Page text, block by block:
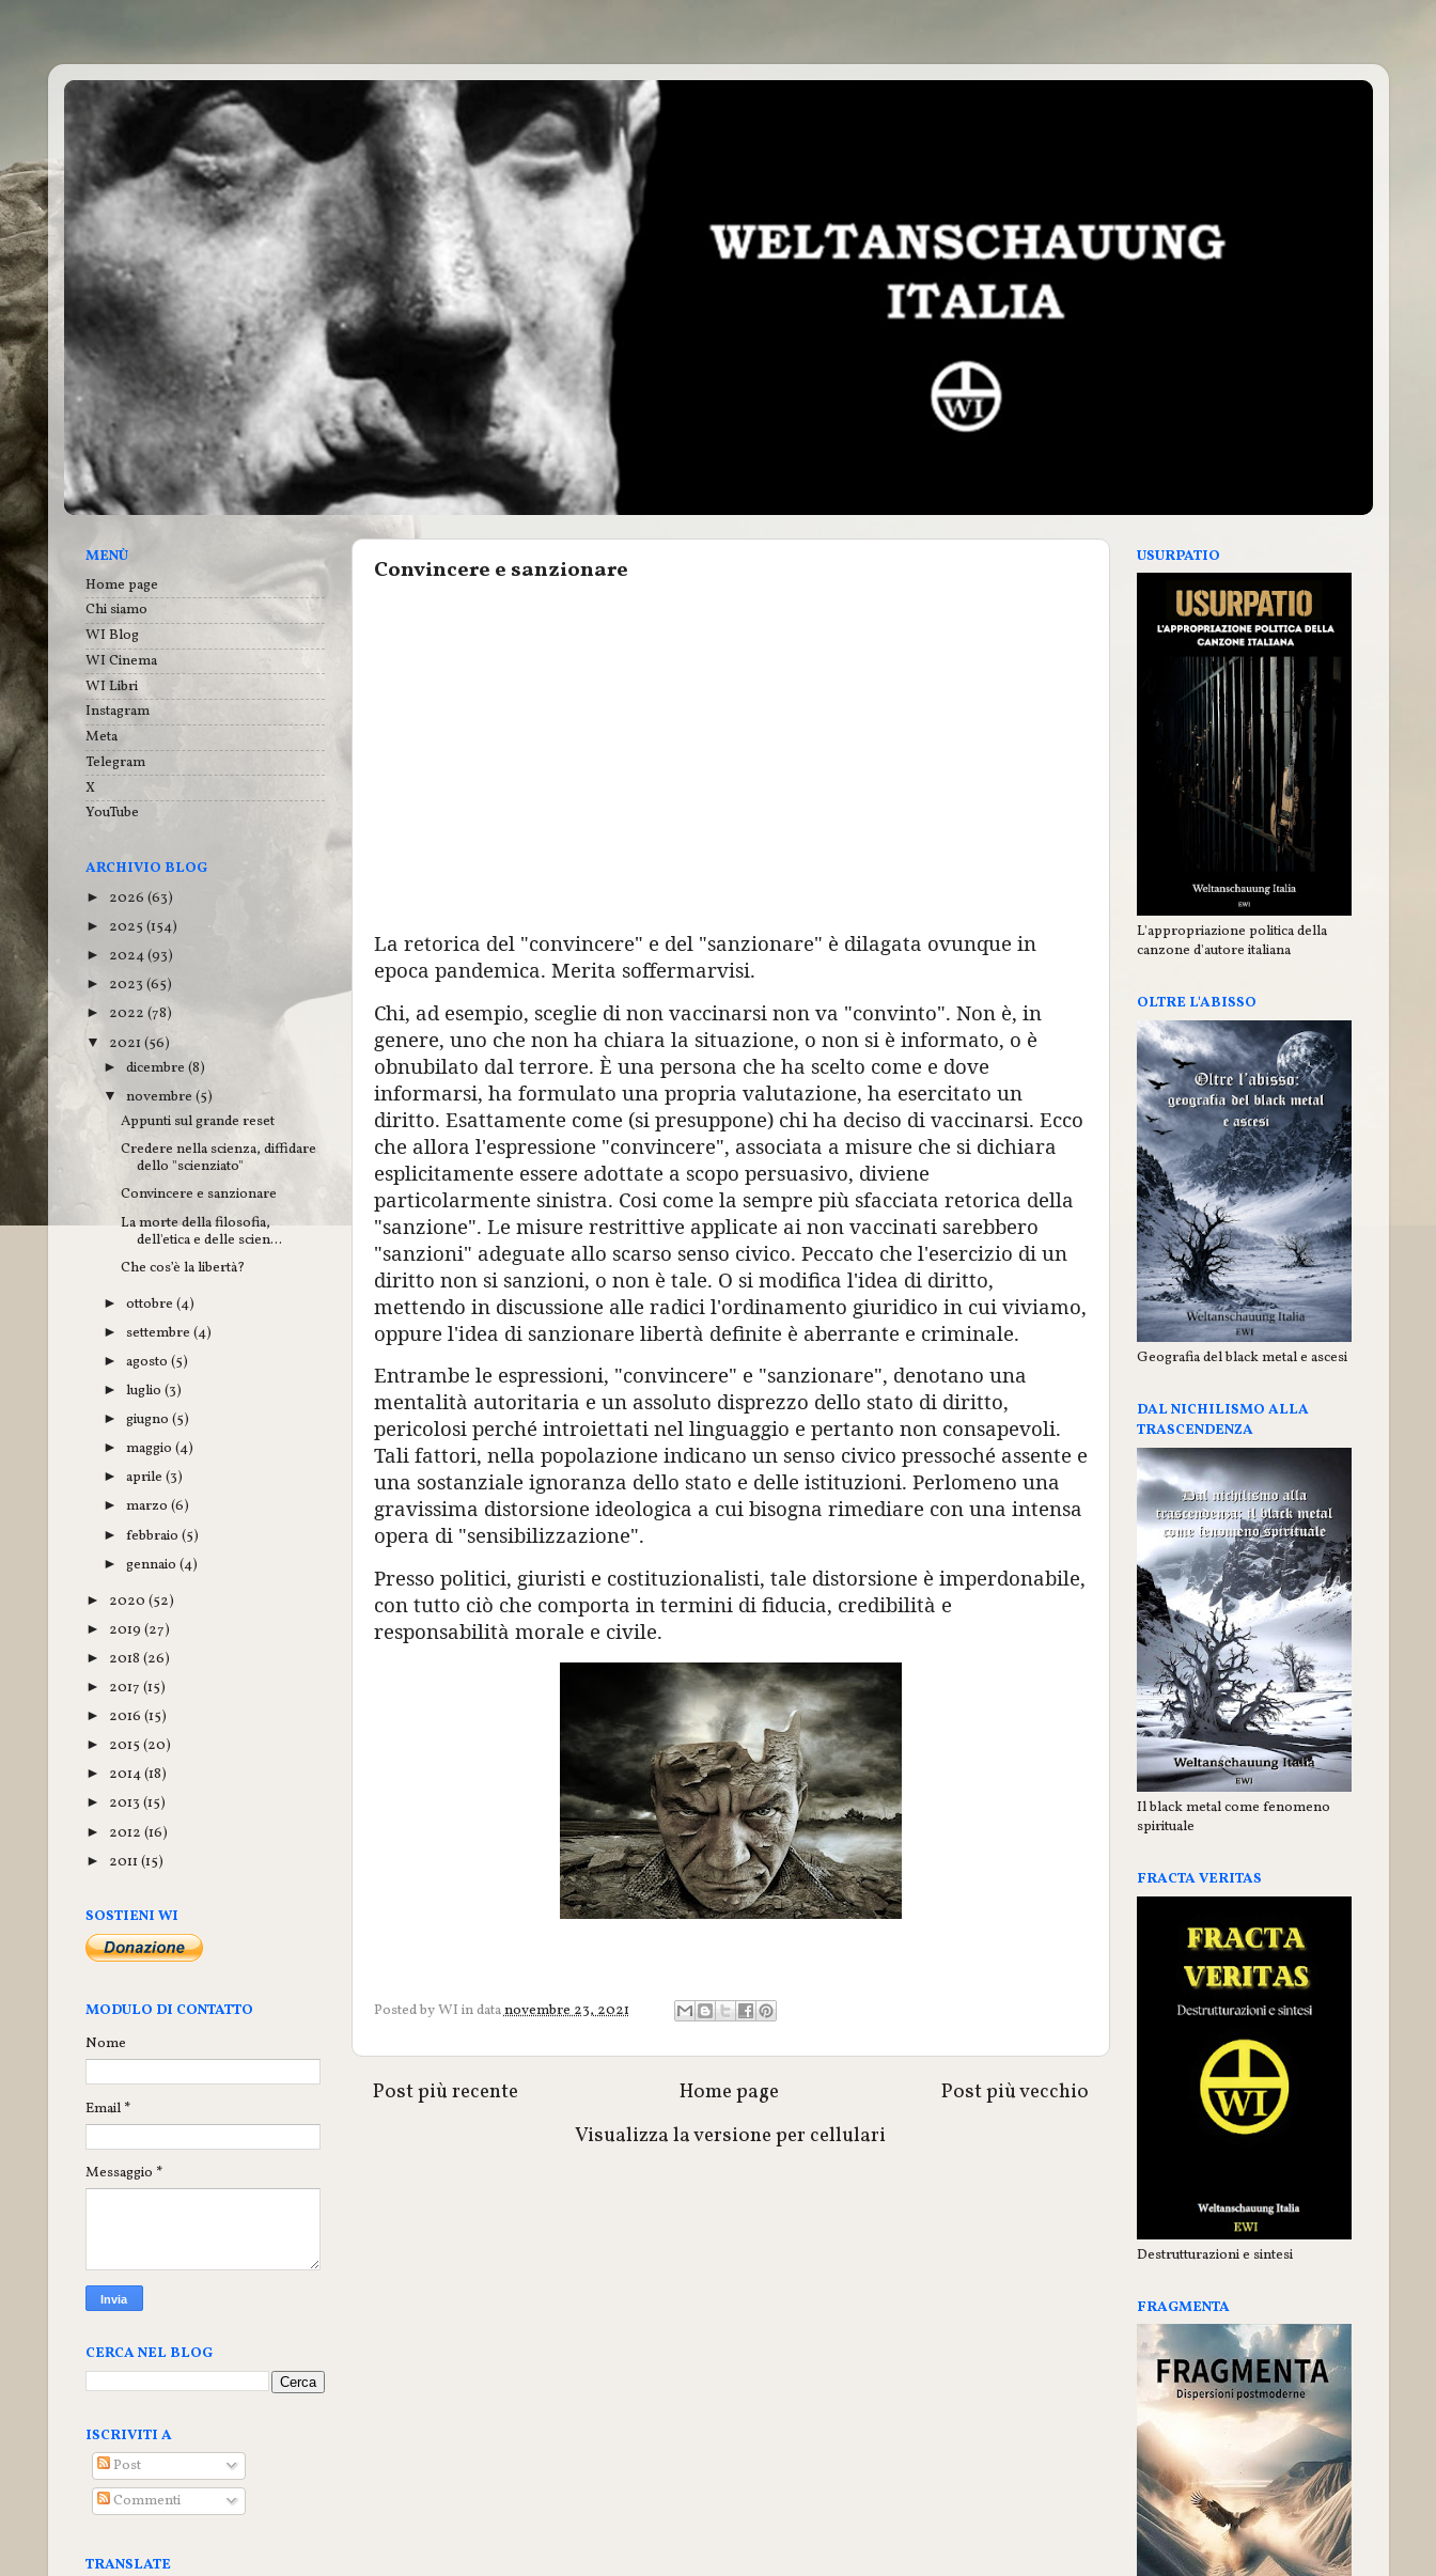
Convincere e sanzionare
La retorica del "convincere" e del "sanzionare" è dilagata ovunque in
epoca pandemica. Merita soffermarvisi.
Chi, ad esempio, sceglie di non vaccinarsi non va "convinto". Non è, in
genere, uno che non ha chiara la situazione, o non si è informato, o è
obnubilato dal terrore. È una persona che ha scelto come e dove
informarsi, ha formulato una propria valutazione, ha esercitato un
diritto. Esattamente come (si presuppone) chi ha deciso di vaccinarsi. Ecco
che allora l'espressione "convincere", associata a misure che si dichiara
esplicitamente essere adottate a scopo persuasivo, diviene
particolarmente sinistra. Cosi come la sempre più sfacciata retorica della
"sanzione". Le misure restrittive applicate ai non vaccinati sarebbero
"sanzioni" adeguate allo scarso senso civico. Peccato che l'esercizio di un
diritto non si sanzioni, o non è tale. O si modifica l'idea di diritto,
mettendo in discussione alle radici l'ordinamento giuridico in cui viviamo,
oppure l'idea di sanzionare libertà definite è aberrante e criminale.
Entrambe le espressioni, "convincere" e "sanzionare", denotano una
mentalità autoritaria e un assoluto disprezzo dello stato di diritto,
pericolosi perché introiettati nel linguaggio e pertanto non consapevoli.
Tali fattori, nella popolazione indicano un senso civico pressoché assente e
una sostanziale ignoranza dello stato e delle istituzioni. Perlomeno una
gravissima distorsione ideologica a cui bisogna rimediare con una intensa
opera di "sensibilizzazione".
Presso politici, giuristi e costituzionalisti, tale distorsione è imperdonabile,
con tutto ciò che comporta in termini di fiducia, credibilità e
responsabilità morale e civile.
Posted byWI in datanovembre 23, 2021
Post più recente Post più vecchio
Home page
Visualizza la versione per cellulari
MENÙ
Home page
Chi siamo
WI Blog
WI Cinema
WI Libri
Instagram
Meta
Telegram
X
YouTube
ARCHIVIO BLOG
► 2026 (63)
► 2025 (154)
► 2024(93)
► 2023 (65)
► 2022 (78)
▼ 2021 (56)
► dicembre (8)
▼ novembre (5)
Appunti sul grande reset
Credere nella scienza, diffidare
dello "scienziato"
Convincere e sanzionare
La morte della filosofia,
dell'etica e delle scien...
Che cos’è la libertà?
► ottobre (4)
► settembre (4)
► agosto (5)
► luglio (3)
► giugno (5)
► maggio (4)
► aprile (3)
► marzo (6)
► febbraio (5)
► gennaio (4)
► 2020 (52)
► 2019 (27)
► 2018 (26)
► 2017 (15)
► 2016 (15)
► 2015 (20)
► 2014(18)
► 2013 (15)
► 2012 (16)
► 2011 (15)
SOSTIENI WI
MODULO DI CONTATTO
Nome
Email *
Messaggio *
CERCA NEL BLOG
ISCRIVITI A
Post
Commenti
TRANSLATE
USURPATIO
L'appropriazione politica della
canzone d'autore italiana
OLTRE L'ABISSO
Geografia del black metal e ascesi
DAL NICHILISMO ALLA
TRASCENDENZA
Il black metal come fenomeno
spirituale
FRACTA VERITAS
Destrutturazioni e sintesi
FRAGMENTA